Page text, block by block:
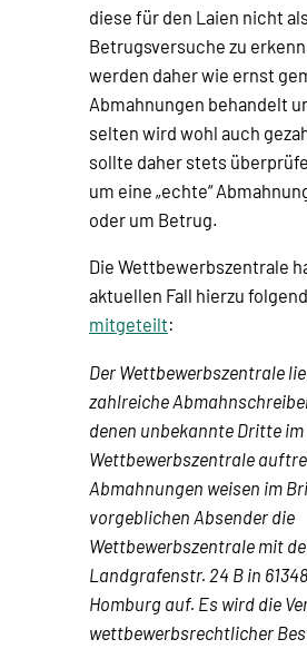
diese für den Laien nicht als
Betrugsversuche zu
werden daher wie ernst
Abmahnungen behandelt
selten wird wohl auch
sollte daher stets
um eine „echte“
oder um Betrug.
Die Wettbewerbszentrale
aktuellen Fall hierzu
mitgeteilt:
Der Wettbewerbszentrale
zahlreiche
denen unbekannte Dritte im
Wettbewerbszentrale
Abmahnungen weisen im
vorgeblichen Absender die
Wettbewerbszentrale mit
Landgrafenstr. 24 B in
Homburg auf. Es wird die
wettbewerbsrechtlicher